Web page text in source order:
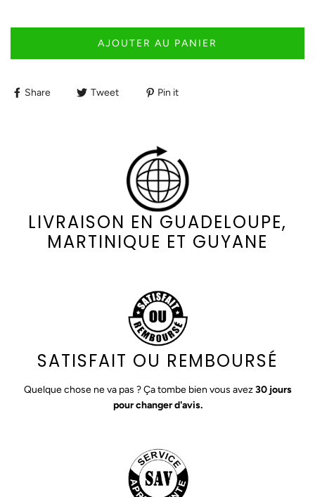
AJOUTER AU PANIER
Share Tweet Pin it
LIVRAISON EN GUADELOUPE,
MARTINIQUE ET GUYANE
SATISFAIT OU REMBOURSÉ
Quelque chose ne va pas ? Ça tombe bien vous avez30 jours
pour changer d'avis.